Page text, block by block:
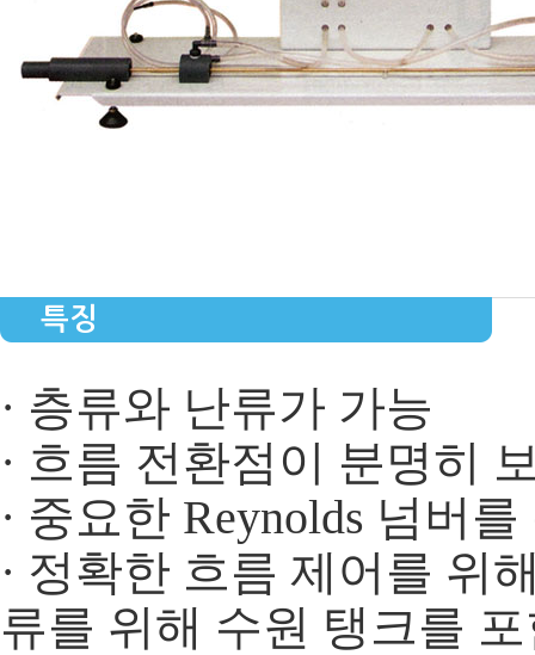
특징
· 층류와 난류가 가능
· 흐름 전환점이 분명히
· 중요한 Reynolds 넘버
· 정확한 흐름 제어를 위
류를 위해 수원 탱크를